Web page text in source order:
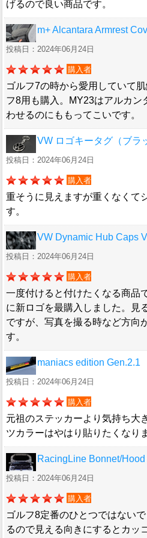
げるので良い商品です。
m+ Alcantara Armrest
投稿日：2024年06月24日
購入者
ゴルフ7の時から愛用していて
フ8用も購入。MY23はアルカン
わせるのにももってこいです。
VW ロゴキータグ（ブラ
投稿日：2024年06月24日
購入者
重そうに見えますが重くなくて
す。
VW Dynamic Hub Caps
投稿日：2024年06月24日
購入者
一度付けると付けたくなる商品
に新ロゴを最購入しました。見
ですが、写真を撮る時など方向
す。
maniacs edition Gen.2.1
投稿日：2024年06月24日
購入者
元祖のステッカーより気持ち大
ツカラーはやはり貼りたくなり
RacingLine Bonnet/
投稿日：2024年06月24日
購入者
ゴルフ8定番のひとつではない
るので見える向きにするとカッ